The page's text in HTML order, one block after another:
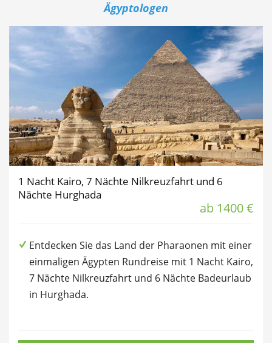
Ägyptologen
1 Nacht Kairo, 7 Nächte Nilkreuzfahrt und 6
Nächte Hurghada
ab 1400 €
Entdecken Sie das Land der Pharaonen mit einer
einmaligen Ägypten Rundreise mit 1 Nacht Kairo,
7 Nächte Nilkreuzfahrt und 6 Nächte Badeurlaub
in Hurghada.